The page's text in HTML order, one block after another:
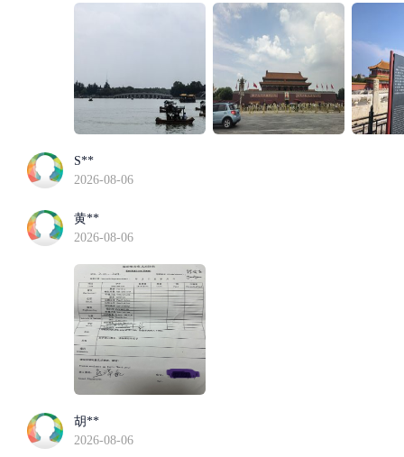
S**
2026-08-06
黄**
2026-08-06
胡**
2026-08-06